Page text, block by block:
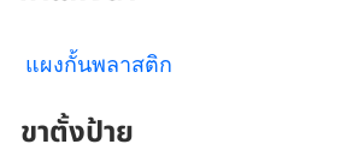
ขาตั้งป้าย